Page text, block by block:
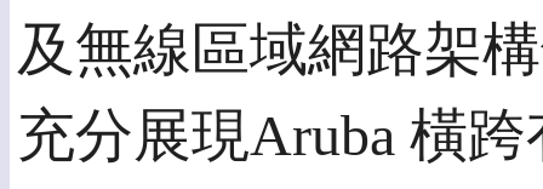
及無線區域網路架
充分展現Aruba 橫